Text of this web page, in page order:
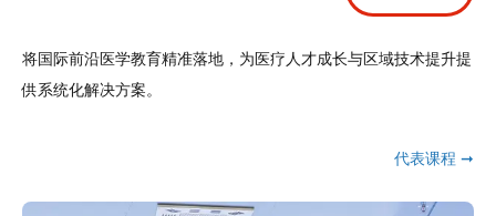
将国际前沿医学教育精准落地，为医疗人才成长与区域技术提升提
供系统化解决方案。
代表课程 ➞